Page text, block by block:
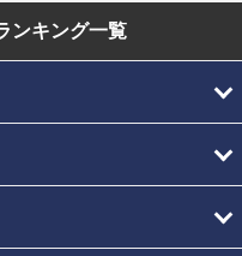
ンキング一覧